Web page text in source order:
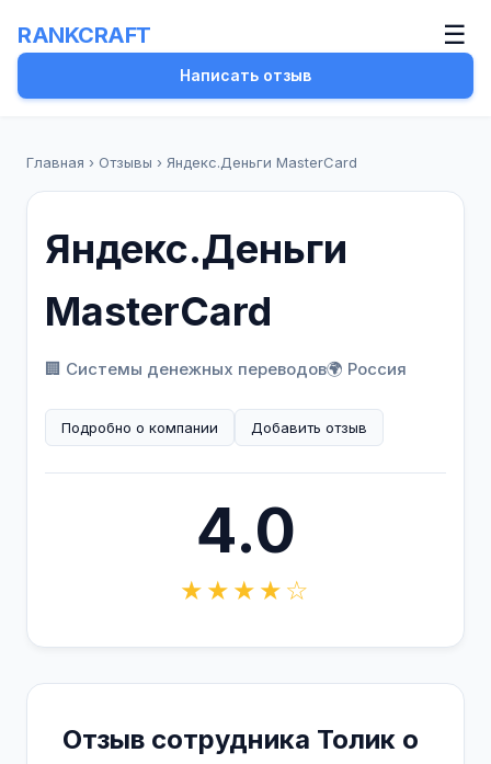
RANKCRAFT ☰
Написать отзыв
Главная › Отзывы › Яндекс.Деньги MasterCard
Яндекс.Деньги
MasterCard
🏢 Системы денежных переводов🌍 Россия
Подробно о компании Добавить отзыв
4.0
★★★★☆
Отзыв сотрудника Толик о